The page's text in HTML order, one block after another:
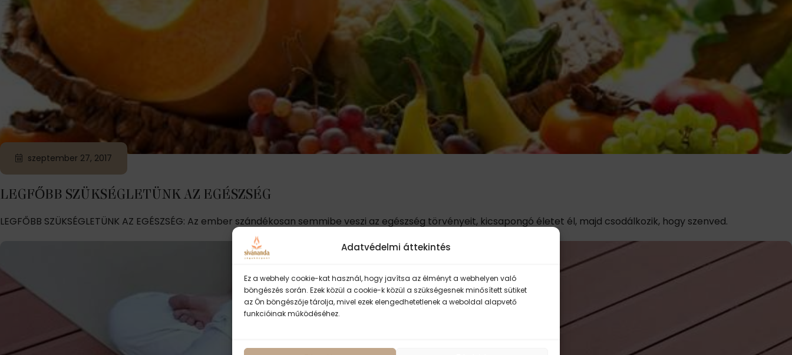
Adatvédelmi áttekintés
Ez a webhely cookie-kat használ, hogy javítsa az élményt a webhelyen való
böngészés során. Ezek közül a cookie-k közül a szükségesnek minősített sütiket
az Ön böngészője tárolja, mivel ezek elengedhetetlenek a weboldal alapvető
funkcióinak működéséhez.
szeptember 27, 2017
LEGFŐBB SZÜKSÉGLETÜNK AZ EGÉSZSÉG
LEGFŐBB SZÜKSÉGLETÜNK AZ EGÉSZSÉG: Az ember szándékosan semmibe veszi az egészség törvényeit, kicsapongó életet él, majd csodálkozik, hogy szenved.